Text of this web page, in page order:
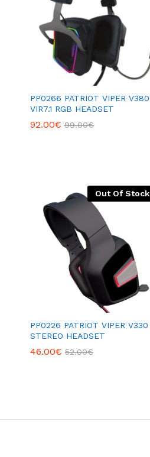
PP0266 PATRIOT VIPER V380
VIR7.1 RGB HEADSET
92.00€ 99.00€
Out Of Stock
PP0226 PATRIOT VIPER V330
STEREO HEADSET
46.00€ 52.00€